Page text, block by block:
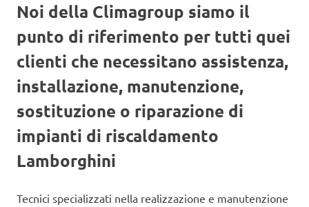
Noi della Climagroup siamo il
punto di riferimento per tutti quei
clienti che necessitano assistenza,
installazione, manutenzione,
sostituzione o riparazione di
impianti di riscaldamento
Lamborghini
Tecnici specializzati nella realizzazione e manutenzione